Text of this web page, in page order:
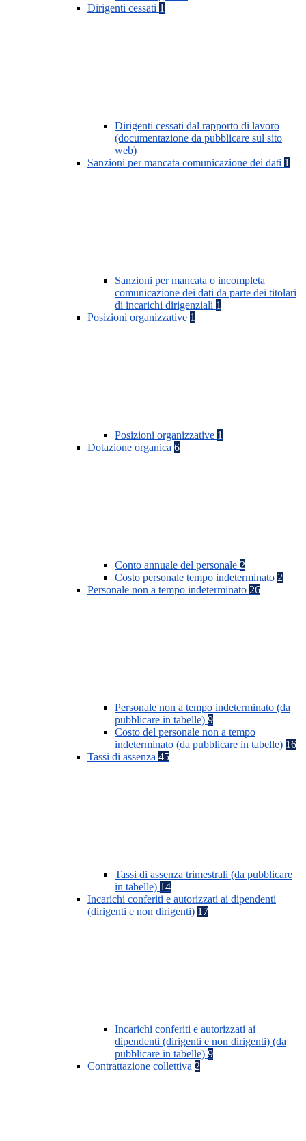
Dirigenti cessati 1
Dirigenti cessati dal rapporto di lavoro
(documentazione da pubblicare sul sito
web)
Sanzioni per mancata comunicazione dei dati 1
Sanzioni per mancata o incompleta
comunicazione dei dati da parte dei titolari
di incarichi dirigenziali 1
Posizioni organizzative 1
Posizioni organizzative 1
Dotazione organica 6
Conto annuale del personale 2
Costo personale tempo indeterminato 2
Personale non a tempo indeterminato 26
Personale non a tempo indeterminato (da
pubblicare in tabelle) 9
Costo del personale non a tempo
indeterminato (da pubblicare in tabelle) 16
Tassi di assenza 45
Tassi di assenza trimestrali (da pubblicare
in tabelle) 14
Incarichi conferiti e autorizzati ai dipendenti
(dirigenti e non dirigenti) 17
Incarichi conferiti e autorizzati ai
dipendenti (dirigenti e non dirigenti) (da
pubblicare in tabelle) 9
Contrattazione collettiva 2